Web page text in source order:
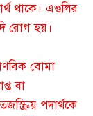
থাকে। এগুলির
রোগ হয়।
বোমা
বা
পদার্থকে